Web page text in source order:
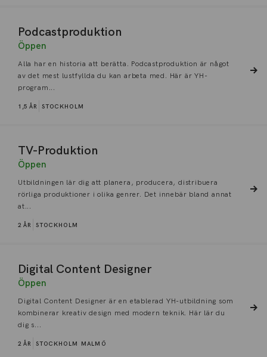
Podcastproduktion
Öppen
Alla har en historia att berätta. Podcastproduktion är något
av det mest lustfyllda du kan arbeta med. Här är YH-
program...
1,5 ÅR STOCKHOLM
TV-Produktion
Öppen
Utbildningen lär dig att planera, producera, distribuera
rörliga produktioner i olika genrer. Det innebär bland annat
at...
2 ÅR STOCKHOLM
Digital Content Designer
Öppen
Digital Content Designer är en etablerad YH-utbildning som
kombinerar kreativ design med modern teknik. Här lär du
dig s...
2 ÅR STOCKHOLM MALMÖ